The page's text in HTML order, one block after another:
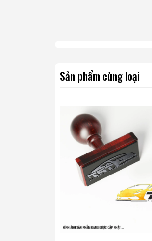
Sản phẩm cùng loại